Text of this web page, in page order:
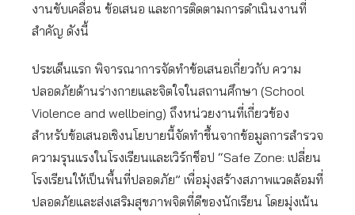
งานขับเคลื่อน ข้อเสนอ และการติดตามการดำเนินงานที่
สำคัญ ดังนี้
ประเด็นแรก พิจารณาการจัดทำข้อเสนอเกี่ยวกับ ความ
ปลอดภัยด้านร่างกายและจิตใจในสถานศึกษา (School
Violence and wellbeing) ถึงหน่วยงานที่เกี่ยวข้อง
สำหรับข้อเสนอเชิงนโยบายนี้จัดทำขึ้นจากข้อมูลการสำรวจ
ความรุนแรงในโรงเรียนและเวิร์กช็อป “Safe Zone: เปลี่ยน
โรงเรียนให้เป็นพื้นที่ปลอดภัย” เพื่อมุ่งสร้างสภาพแวดล้อมที่
ปลอดภัยและส่งเสริมสุขภาพจิตที่ดีของนักเรียน โดยมุ่งเน้น